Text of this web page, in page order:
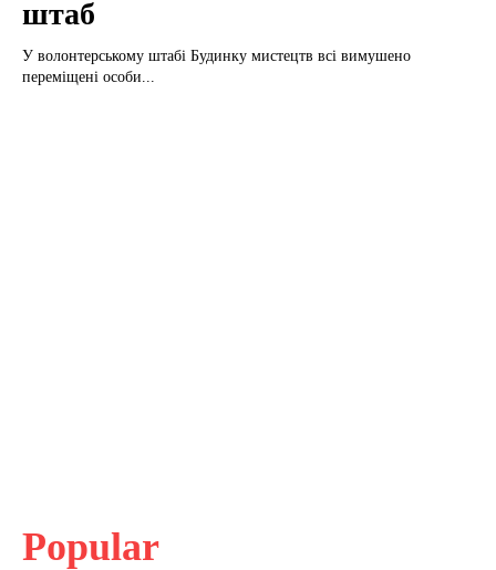
штаб
У волонтерському штабі Будинку мистецтв всі вимушено
переміщені особи...
Popular